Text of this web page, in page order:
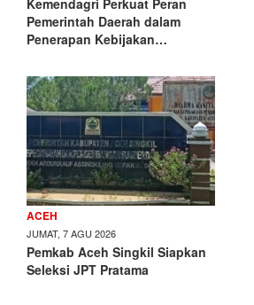
Pemerintah Daerah dalam
Penerapan Kebijakan…
ACEH
JUMAT, 7 AGU 2026
Pemkab Aceh Singkil Siapkan
Seleksi JPT Pratama